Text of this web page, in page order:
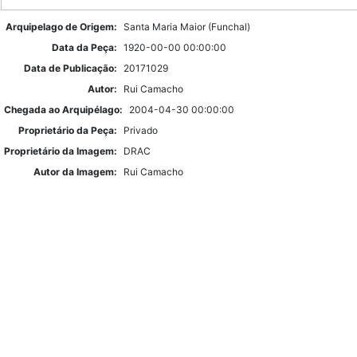
Arquipelago de Origem: Santa Maria Maior (Funchal)
Data da Peça: 1920-00-00 00:00:00
Data de Publicação:
20171029
Autor:
Rui Camacho
Chegada ao Arquipélago:
2004-04-30 00:00:00
Proprietário da Peça:
Privado
Proprietário da Imagem:
DRAC
Autor da Imagem:
Rui Camacho